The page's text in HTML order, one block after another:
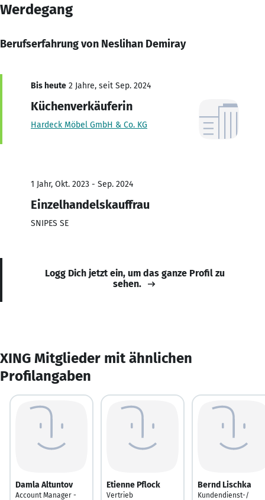
Werdegang
Berufserfahrung von Neslihan Demiray
Bis heute 2 Jahre, seit Sep. 2024
Küchenverkäuferin
Hardeck Möbel GmbH & Co. KG
1 Jahr, Okt. 2023 - Sep. 2024
Einzelhandelskauffrau
SNIPES SE
Logg Dich jetzt ein, um das ganze Profil zu
sehen.
XING Mitglieder mit ähnlichen
Profilangaben
Damla Altuntov
Account Manager -
Etienne Pflock
Vertrieb
Bernd Lischka
Kundendienst-/